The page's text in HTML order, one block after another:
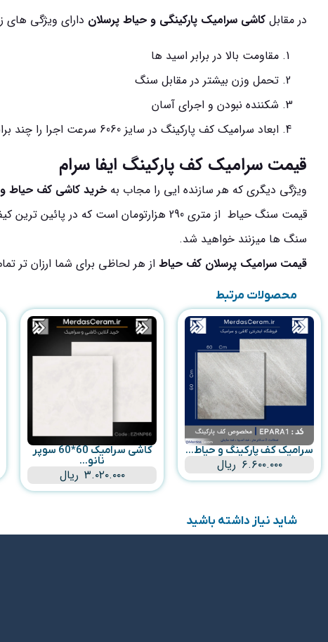
در مقابل کاشی سرامیک پارکینگی و حیاط پرسلان دارای ویژگی های
مقاومت بالا در برابر اسید ها
تحمل وزن بیشتر در مقابل سنگ
شکننده نبودن و اجرای آسان
ابعاد سرامیک کف پارکینگ در سایز 6060 سرعت اجرا را چند برابر خواهد کرد.
قیمت سرامیک کف پارکینگ ایفا سرام
ویژگی دیگری که هر سازنده ایی را مجاب به خرید کاشی کف حیاط و
قیمت سنگ حیاط از متری 290 هزارتومان
سنگ ها میزنند خواهید شد.
قیمت سرامیک پرسلان کف حیاط از هر لحاظی برای شما ارزان تر
محصولات مرتبط
سرامیک کف پارکینگ و حیاط...
۶.۶۰۰.۰۰۰ ریال
کاشی سرامیک 60*60 سوپر
نانو...
۳.۰۲۰.۰۰۰ ریال
شاید نیاز داشته باشید